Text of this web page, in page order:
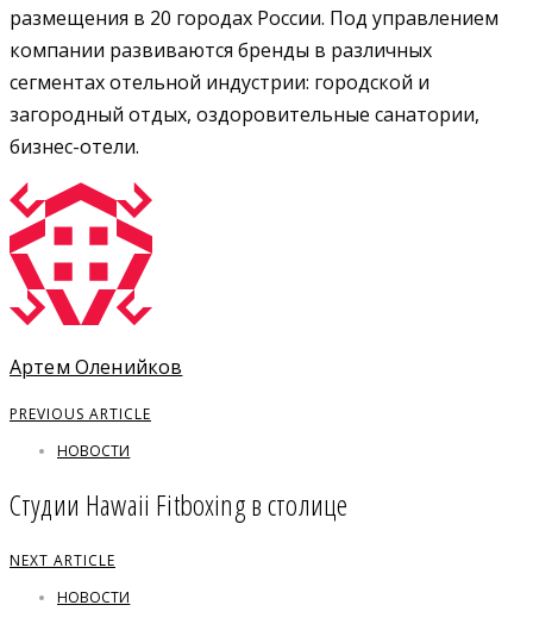
размещения в 20 городах России. Под управлением
компании развиваются бренды в различных
сегментах отельной индустрии: городской и
загородный отдых, оздоровительные санатории,
бизнес-отели.
Артем Оленийков
PREVIOUS ARTICLE
НОВОСТИ
Студии Hawaii Fitboxing в столице
NEXT ARTICLE
НОВОСТИ